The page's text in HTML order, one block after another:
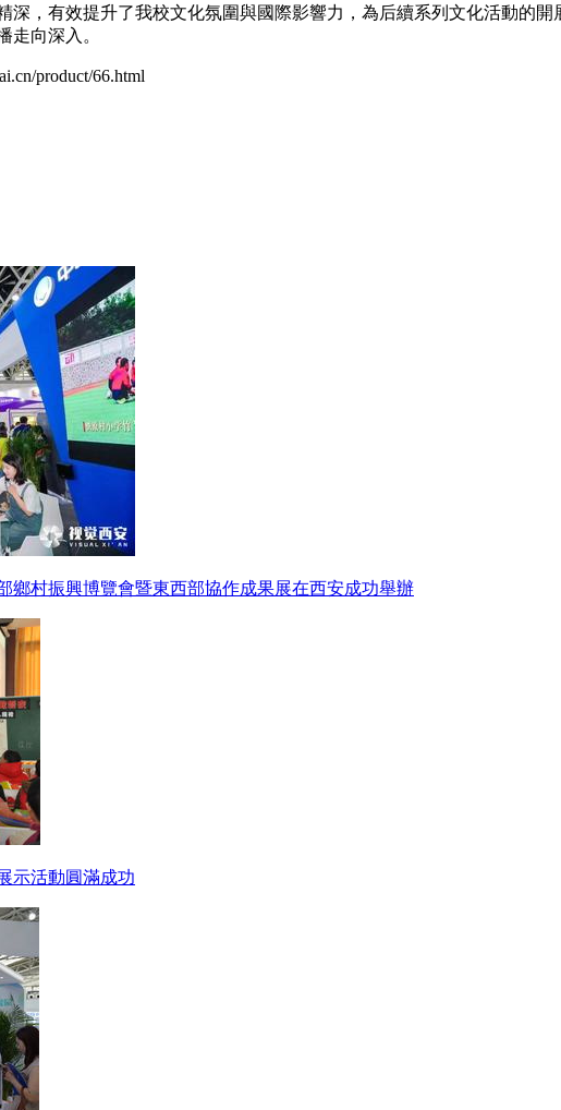
深，有效提升了我校文化氛圍與國際影響力，為后續系列文化活動的
走向深入。
product/66.html
村振興博覽會暨東西部協作成果展在西安成功舉辦
示活動圓滿成功